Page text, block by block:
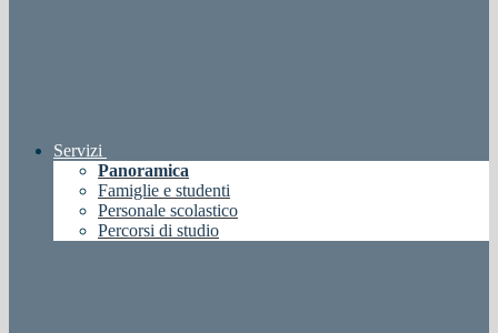
Servizi
Panoramica
Famiglie e studenti
Personale scolastico
Percorsi di studio